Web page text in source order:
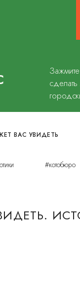
ВАС УВИДЕТЬ
#котобюро